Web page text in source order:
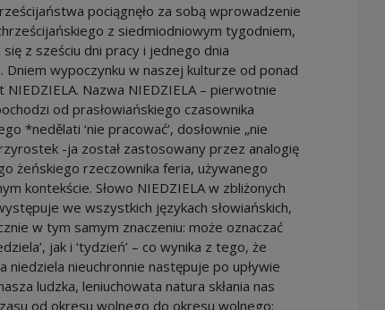
pociągnęło za sobą wprowadzenie
z siedmiodniowym tygodniem,
się z sześciu dni pracy i jednego dnia
Dniem wypoczynku w naszej kulturze od ponad
Nazwa NIEDZIELA – pierwotnie
od prasłowiańskiego czasownika
*nedělati ‘nie pracować’, dosłownie „nie
-ja został zastosowany przez analogię
żeńskiego rzeczownika feria, używanego
kontekście. Słowo NIEDZIELA w zbliżonych
we wszystkich językach słowiańskich,
w tym samym znaczeniu: może oznaczać
jak i ‘tydzień’ – co wynika z tego, że
niedziela nieuchronnie następuje po upływie
ludzka, leniuchowata natura skłania nas
od okresu wolnego do okresu wolnego: